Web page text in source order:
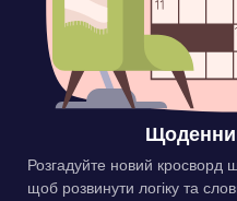
Розгадуйте новий кросворд
щоб розвинути логіку та